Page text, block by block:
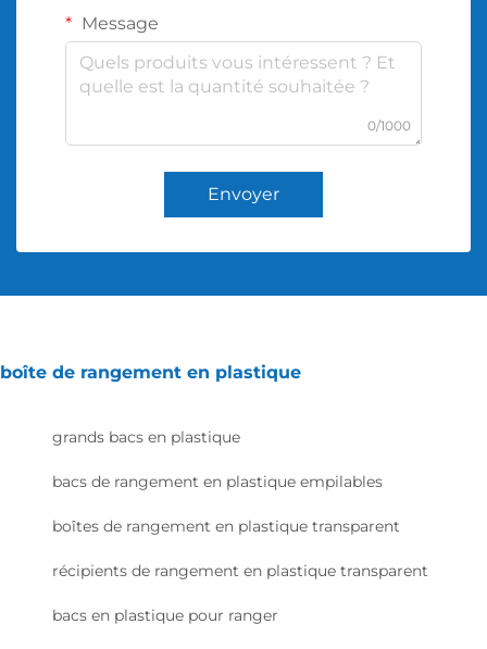
Message
0/1000
Envoyer
boîte de rangement en plastique
grands bacs en plastique
bacs de rangement en plastique empilables
boîtes de rangement en plastique transparent
récipients de rangement en plastique transparent
bacs en plastique pour ranger